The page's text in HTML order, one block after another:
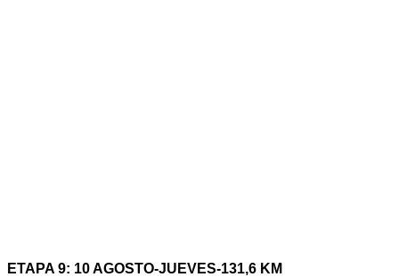
ETAPA 9: 10 AGOSTO-JUEVES-131,6 KM